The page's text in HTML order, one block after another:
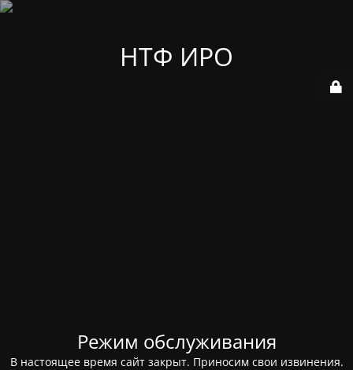
НТФ ИРО
Режим обслуживания
В настоящее время сайт закрыт. Приносим свои извинения.